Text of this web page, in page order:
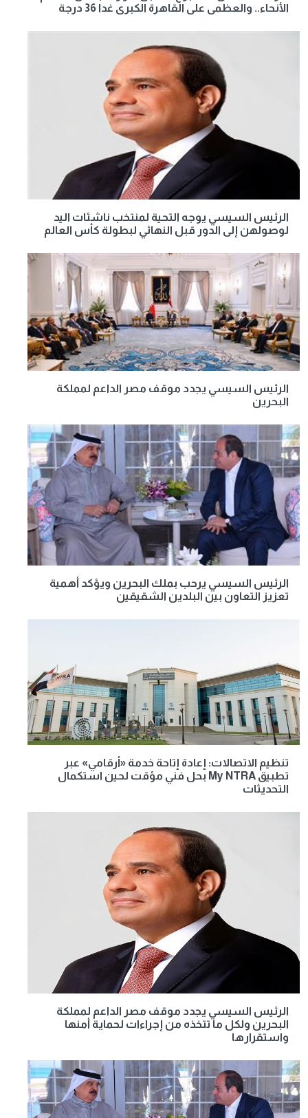
الأنحاء.. والعظمى على القاهرة الكبرى غدا 36 درجة
الرئيس السيسي يوجه التحية لمنتخب ناشئات اليد
لوصولهن إلى الدور قبل النهائي لبطولة كأس العالم
الرئيس السيسي يجدد موقف مصر الداعم لمملكة
البحرين
الرئيس السيسي يرحب بملك البحرين ويؤكد أهمية
تعزيز التعاون بين البلدين الشقيقين
تنظيم الاتصالات: إعادة إتاحة خدمة «أرقامي» عبر
تطبيق My NTRA بحل فني مؤقت لحين استكمال
التحديثات
الرئيس السيسي يجدد موقف مصر الداعم لمملكة
البحرين ولكل ما تتخذه من إجراءات لحماية أمنها
واستقرارها